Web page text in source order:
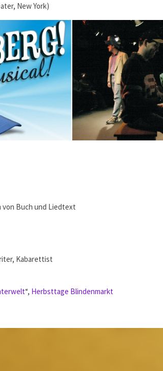
New York)
von Buch und Liedtext
Kabarettist
“, Herbsttage Blindenmarkt